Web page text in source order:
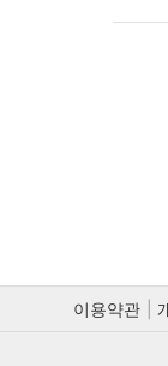
이용약관